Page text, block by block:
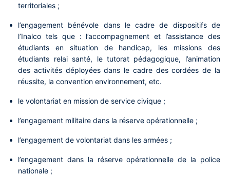
territoriales ;
l’engagement bénévole dans le cadre de dispositifs de
l’Inalco tels que : l’accompagnement et l’assistance des
étudiants en situation de handicap, les missions des
étudiants relai santé, le tutorat pédagogique, l’animation
des activités déployées dans le cadre des cordées de la
réussite, la convention environnement, etc.
le volontariat en mission de service civique ;
l’engagement militaire dans la réserve opérationnelle ;
l’engagement de volontariat dans les armées ;
l’engagement dans la réserve opérationnelle de la police
nationale ;